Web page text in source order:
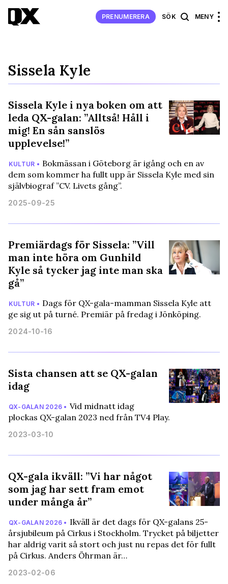
PRENUMERERA SÖK MENY
Sissela Kyle
Sissela Kyle i nya boken om att
leda QX-galan: ”Alltså! Håll i
mig! En sån sanslös
upplevelse!”
KULTUR • Bokmässan i Göteborg är igång och en av
dem som kommer ha fullt upp är Sissela Kyle med sin
självbiograf ”CV. Livets gång”.
2025-09-25
Premiärdags för Sissela: ”Vill
man inte höra om Gunhild
Kyle så tycker jag inte man ska
gå”
KULTUR • Dags för QX-gala-mamman Sissela Kyle att
ge sig ut på turné. Premiär på fredag i Jönköping.
2024-10-16
Sista chansen att se QX-galan
idag
QX-GALAN 2026 • Vid midnatt idag
plockas QX-galan 2023 ned från TV4 Play.
2023-03-10
QX-gala ikväll: ”Vi har något
som jag har sett fram emot
under många år”
QX-GALAN 2026 • Ikväll är det dags för QX-galans 25-
årsjubileum på Cirkus i Stockholm. Trycket på biljetter
har aldrig varit så stort och just nu repas det för fullt
på Cirkus. Anders Öhrman är…
2023-02-06